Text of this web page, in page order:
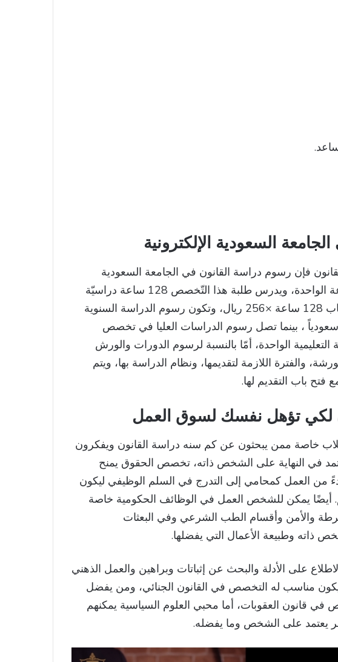
السعودية الإلكترونية
فإن رسوم دراسة القانون في الجامعة السعودية
الإلكترونيّة تبلغ 265 ريال سعودياً للساعة الواحدة، ويدرس طلبة هذا التّخصص 128 ساعة دراسيّة
كي يؤهلوا إلى التّخرج، وعليه يتم احتساب 128 ساعة ×256 ريال، وتكون رسوم الدراسة السنوية
تُساوي 32768 ريال سعودياً ، بينما تصل رسوم الدراسات العليا في تخصص
للساعة التعليمية الواحدة، أمّا بالنسبة لرسوم الدورات والورش
والفترة اللازمة لتقديمها، ونظام الدراسة بها، ويتم
باب التقديم لها.
لكي تؤهل نفسك لسوق العمل
خاصة ممن يبحثون عن كم سنه دراسة القانون ويفكرون
في النهاية على الشخص ذاته، تخصص الحقوق يمنح
العمل كمحامي إلى التدرج في السلم الوظيفي ليكون
يمكن للشخص العمل في الوظائف الحكومية خاصة
والأمن وأقسام الطب الشرعي وفي البعثات
ذاته وطبيعة الأعمال التي يفضلها.
على الأدلة والبحث عن إثباتات وبراهين والعمل الذهني
مناسب له التخصص في القانون الجنائي، ومن يفضل
قانون العقوبات، أما محبي العلوم السياسية يمكنهم
يعتمد على الشخص وما يفضله.